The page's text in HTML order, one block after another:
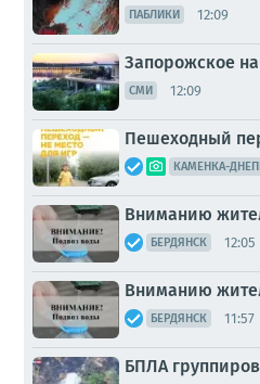
ПАБЛИКИ 12:09
Запорожское
СМИ 12:09
Пешеходный
КАМЕНКА-
Вниманию
БЕРДЯНСК 12:05
Вниманию
БЕРДЯНСК 11:57
БПЛА